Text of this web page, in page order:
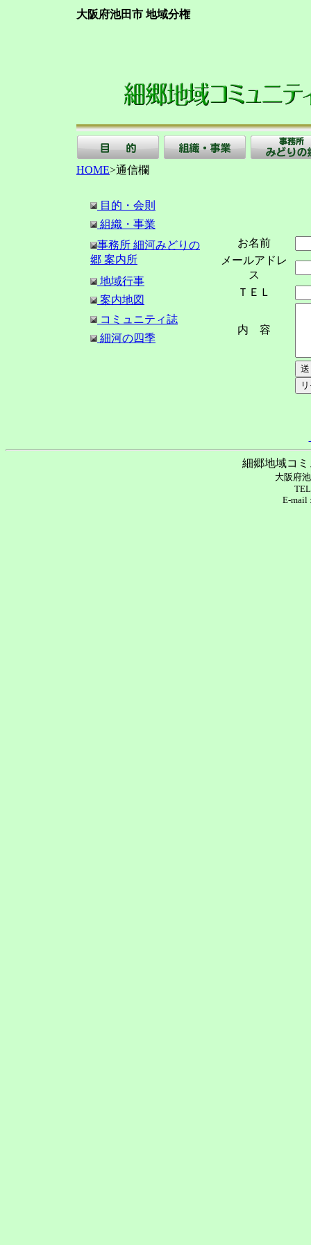
大阪府池田市 地域分権
HOME>通信欄
目的・会則
お名前
メールアドレ
ス
ＴＥＬ
内 容
組織・事業
事務所 細河みどりの
郷 案内所
地域行事
案内地図
コミュニティ誌
細河の四季
細郷地域コ
大阪府
E-mail